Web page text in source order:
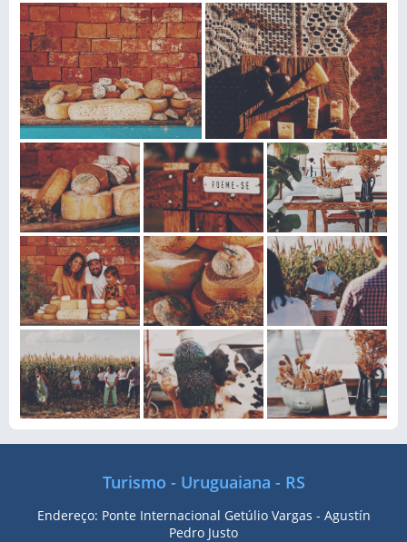
Turismo - Uruguaiana - RS
Endereço: Ponte Internacional Getúlio Vargas - Agustín
Pedro Justo